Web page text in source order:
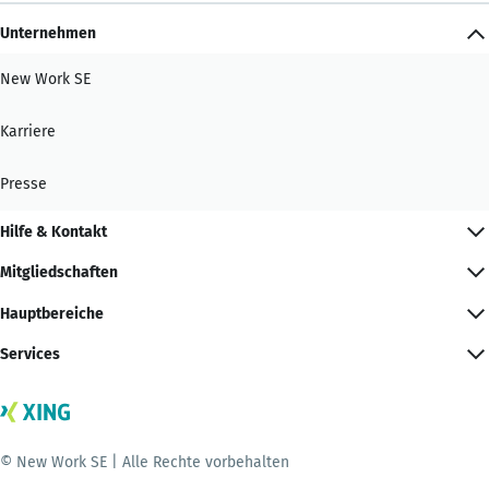
Unternehmen
New Work SE
Karriere
Presse
Hilfe & Kontakt
Mitgliedschaften
Hauptbereiche
Services
© New Work SE | Alle Rechte vorbehalten